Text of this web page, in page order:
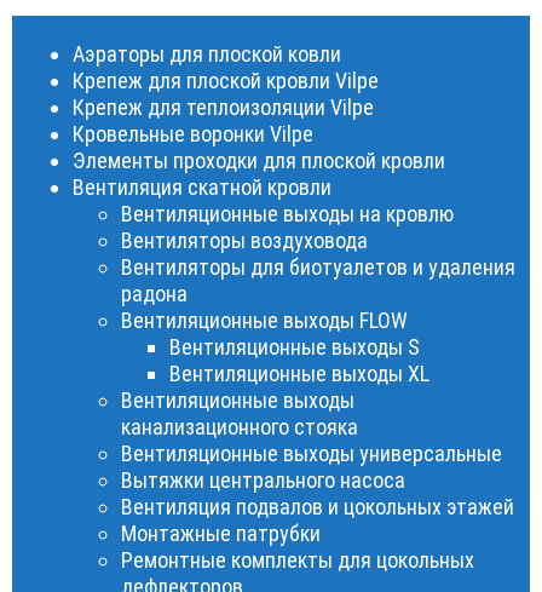
Аэраторы для плоской ковли
Крепеж для плоской кровли Vilpe
Крепеж для теплоизоляции Vilpe
Кровельные воронки Vilpe
Элементы проходки для плоской кровли
Вентиляция скатной кровли
Вентиляционные выходы на кровлю
Вентиляторы воздуховода
Вентиляторы для биотуалетов и удаления
радона
Вентиляционные выходы FLOW
Вентиляционные выходы S
Вентиляционные выходы XL
Вентиляционные выходы
канализационного стояка
Вентиляционные выходы универсальные
Вытяжки центрального насоса
Вентиляция подвалов и цокольных этажей
Монтажные патрубки
Ремонтные комплекты для цокольных
дефлекторов